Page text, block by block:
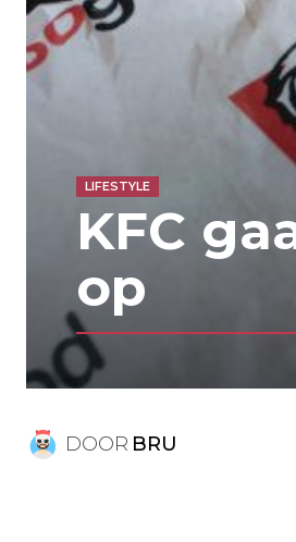
LIFESTYLE
KFC
op
DOOR BRU